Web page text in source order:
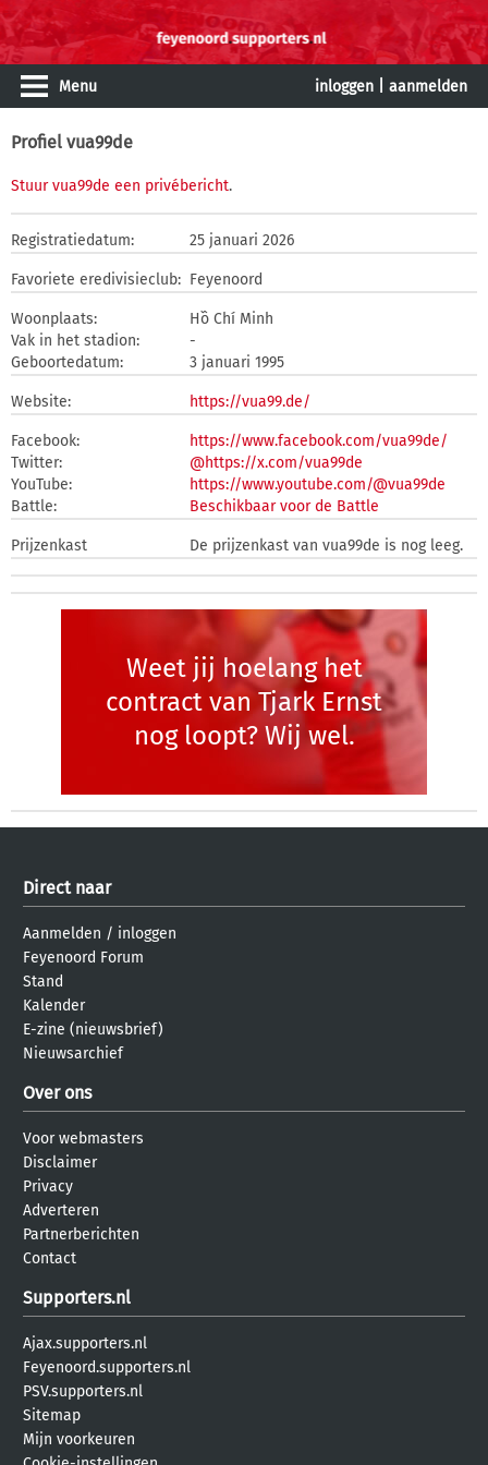
Menu inloggen aanmelden
Profiel vua99de
Stuur vua99de een privébericht.
Registratiedatum: 25 januari 2026
Favoriete eredivisieclub: Feyenoord
Woonplaats:
Hồ Chí Minh
Vak in het stadion:
-
Geboortedatum:
3 januari 1995
Website: https://vua99.de/
Facebook:
https://www.facebook.com/vua99de/
Twitter:
@https://x.com/vua99de
YouTube:
https://www.youtube.com/@vua99de
Battle:
Beschikbaar voor de Battle
Prijzenkast De prijzenkast van vua99de is nog leeg.
Weet jij hoelang het
contract van Tjark Ernst
nog loopt? Wij wel.
Direct naar
Aanmelden / inloggen
Feyenoord Forum
Stand
Kalender
E-zine (nieuwsbrief)
Nieuwsarchief
Over ons
Voor webmasters
Disclaimer
Privacy
Adverteren
Partnerberichten
Contact
Supporters.nl
Ajax.supporters.nl
Feyenoord.supporters.nl
PSV.supporters.nl
Sitemap
Mijn voorkeuren